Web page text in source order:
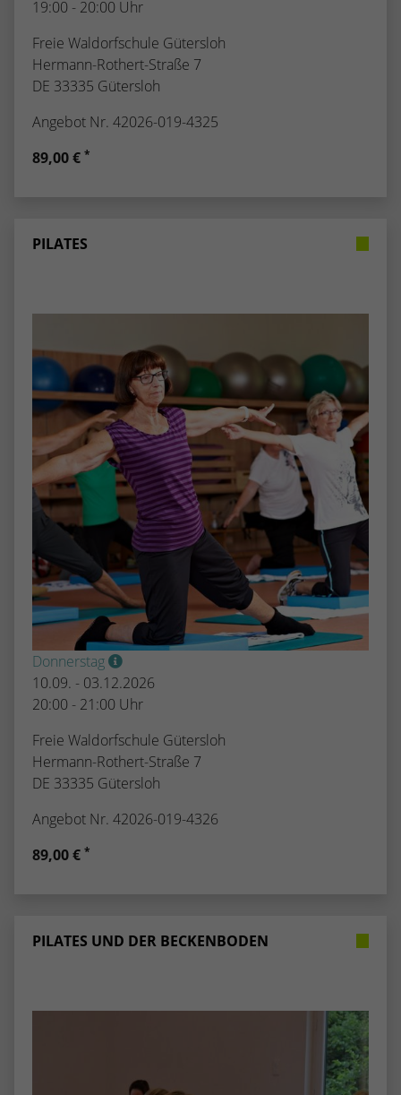
19:00 - 20:00 Uhr
Freie Waldorfschule Gütersloh
Hermann-Rothert-Straße 7
DE 33335 Gütersloh
Angebot Nr. 42026-019-4325
89,00 € *
PILATES
Donnerstag
10.09. - 03.12.2026
20:00 - 21:00 Uhr
Freie Waldorfschule Gütersloh
Hermann-Rothert-Straße 7
DE 33335 Gütersloh
Angebot Nr. 42026-019-4326
89,00 € *
PILATES UND DER BECKENBODEN